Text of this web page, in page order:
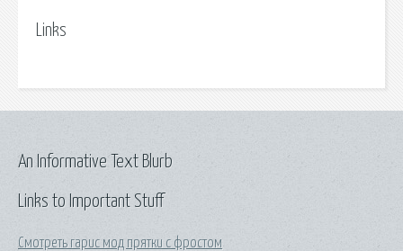
Links
Links to Important Stuff
Смотреть гарис мод прятки с фростом
An Informative Text Blurb